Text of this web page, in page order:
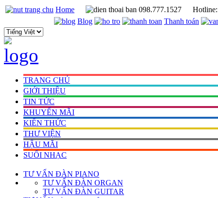
Home 098.777.1527
Blog
Thanh toán
TRANG CHỦ
GIỚI THIỆU
TIN TỨC
KHUYẾN MÃI
KIẾN THỨC
THƯ VIỆN
HẬU MÃI
SUỐI NHẠC
TƯ VẤN ĐÀN PIANO
TƯ VẤN ÐÀN ORGAN
TƯ VẤN ÐÀN GUITAR